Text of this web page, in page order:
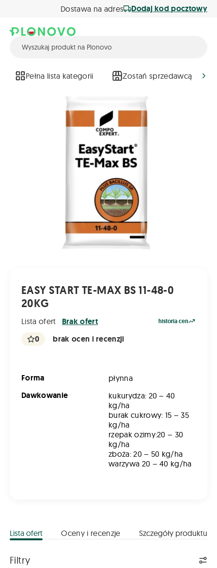
Dostawa na adres Dodaj kod pocztowy
Pełna lista kategorii Zostań sprzedawcą
EASY START TE-MAX BS 11-48-0
20KG
Lista ofert Brak ofert historia cen
0 brak ocen i recenzji
Forma płynna
Dawkowanie
kukurydza: 20 – 40
kg/ha
burak cukrowy: 15 – 35
kg/ha
rzepak ozimy:20 – 30
kg/ha
zboża: 20 – 50 kg/ha
warzywa 20 – 40 kg/ha
Lista ofert Oceny i recenzje Szczegóły produktu
Filtry